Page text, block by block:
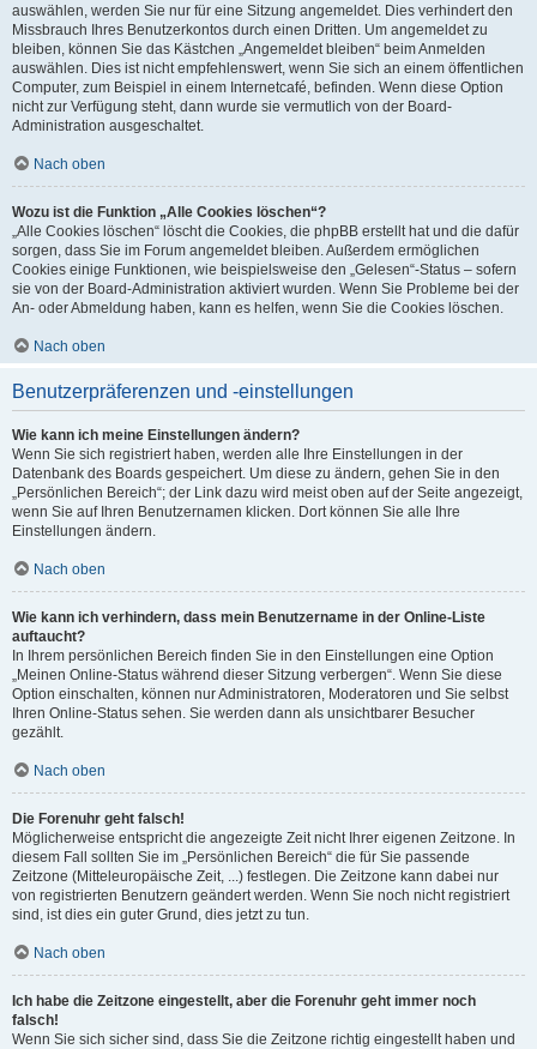
auswählen, werden Sie nur für eine Sitzung angemeldet. Dies verhindert den
Missbrauch Ihres Benutzerkontos durch einen Dritten. Um angemeldet zu
bleiben, können Sie das Kästchen „Angemeldet bleiben“ beim Anmelden
auswählen. Dies ist nicht empfehlenswert, wenn Sie sich an einem öffentlichen
Computer, zum Beispiel in einem Internetcafé, befinden. Wenn diese Option
nicht zur Verfügung steht, dann wurde sie vermutlich von der Board-
Administration ausgeschaltet.
Nach oben
Wozu ist die Funktion „Alle Cookies löschen“?
„Alle Cookies löschen“ löscht die Cookies, die phpBB erstellt hat und die dafür
sorgen, dass Sie im Forum angemeldet bleiben. Außerdem ermöglichen
Cookies einige Funktionen, wie beispielsweise den „Gelesen“-Status – sofern
sie von der Board-Administration aktiviert wurden. Wenn Sie Probleme bei der
An- oder Abmeldung haben, kann es helfen, wenn Sie die Cookies löschen.
Nach oben
Benutzerpräferenzen und -einstellungen
Wie kann ich meine Einstellungen ändern?
Wenn Sie sich registriert haben, werden alle Ihre Einstellungen in der
Datenbank des Boards gespeichert. Um diese zu ändern, gehen Sie in den
„Persönlichen Bereich“; der Link dazu wird meist oben auf der Seite angezeigt,
wenn Sie auf Ihren Benutzernamen klicken. Dort können Sie alle Ihre
Einstellungen ändern.
Nach oben
Wie kann ich verhindern, dass mein Benutzername in der Online-Liste
auftaucht?
In Ihrem persönlichen Bereich finden Sie in den Einstellungen eine Option
„Meinen Online-Status während dieser Sitzung verbergen“. Wenn Sie diese
Option einschalten, können nur Administratoren, Moderatoren und Sie selbst
Ihren Online-Status sehen. Sie werden dann als unsichtbarer Besucher
gezählt.
Nach oben
Die Forenuhr geht falsch!
Möglicherweise entspricht die angezeigte Zeit nicht Ihrer eigenen Zeitzone. In
diesem Fall sollten Sie im „Persönlichen Bereich“ die für Sie passende
Zeitzone (Mitteleuropäische Zeit, ...) festlegen. Die Zeitzone kann dabei nur
von registrierten Benutzern geändert werden. Wenn Sie noch nicht registriert
sind, ist dies ein guter Grund, dies jetzt zu tun.
Nach oben
Ich habe die Zeitzone eingestellt, aber die Forenuhr geht immer noch
falsch!
Wenn Sie sich sicher sind, dass Sie die Zeitzone richtig eingestellt haben und